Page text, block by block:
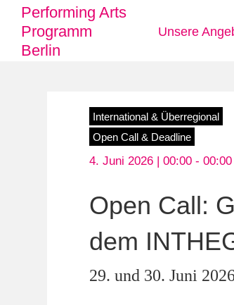
Performing Arts
Programm
Berlin
Main
Unsere
International & Überregional
Open Call & Deadline
4. Juni 2026 | 00:00 - 00:00
Open Call:
dem
29. und 30. Juni